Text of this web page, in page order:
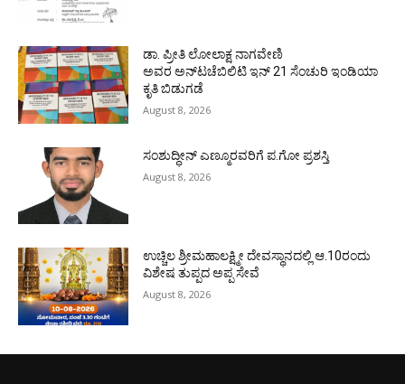
ಡಾ. ಪ್ರೀತಿ ಲೋಲಾಕ್ಷ ನಾಗವೇಣಿ
ಅವರ ಅನ್‌ಟಚೆಬಿಲಿಟಿ ಇನ್ 21 ಸೆಂಚುರಿ ಇಂಡಿಯಾ
ಕೃತಿ ಬಿಡುಗಡೆ
August 8, 2026
ಸಂಶುದ್ಧೀನ್ ಎಣ್ಮೂರವರಿಗೆ ಪ.ಗೋ ಪ್ರಶಸ್ತಿ
August 8, 2026
ಉಚ್ಚಿಲ ಶ್ರೀಮಹಾಲಕ್ಷ್ಮೀ ದೇವಸ್ಥಾನದಲ್ಲಿ ಆ.10ರಂದು
ವಿಶೇಷ ತುಪ್ಪದ ಅಪ್ಪ ಸೇವೆ
August 8, 2026